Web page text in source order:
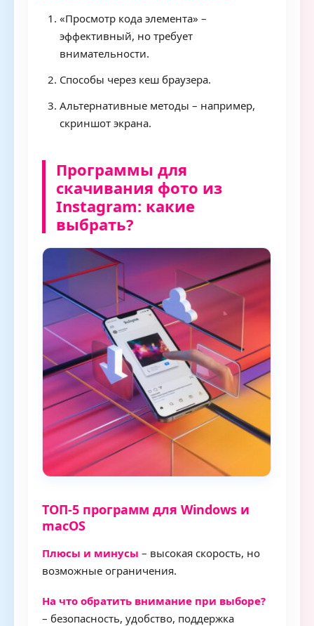
«Просмотр кода элемента» –
эффективный, но требует
внимательности.
Способы через кеш браузера.
Альтернативные методы – например,
скриншот экрана.
Программы для
скачивания фото из
Instagram: какие
выбрать?
ТОП-5 программ для Windows и
macOS
Плюсы и минусы – высокая скорость, но
возможные ограничения.
На что обратить внимание при выборе?
– безопасность, удобство, поддержка